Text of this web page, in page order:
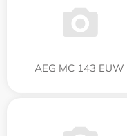
AEG MC 143 EUW